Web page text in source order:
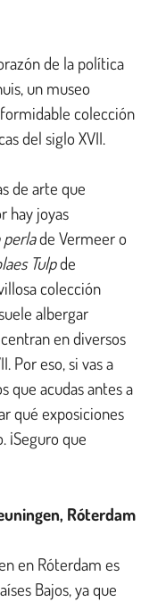
de la política
un museo
colección
del siglo XVII.
de arte que
hay joyas
perlade Vermeer o
Tulpde
colección
albergar
en diversos
Por eso, si vas a
que acudas antes a
qué exposiciones
que
Róterdam
en Róterdam es
Bajos, ya que